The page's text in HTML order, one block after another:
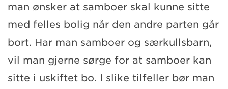
man ønsker at samboer skal kunne sitte
med felles bolig når den andre parten går
bort. Har man samboer og særkullsbarn,
vil man gjerne sørge for at samboer kan
sitte i uskiftet bo. I slike tilfeller bør man